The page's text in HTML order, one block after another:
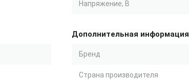
Напряжение, В
Дополнительная информация
Бренд
Страна производителя